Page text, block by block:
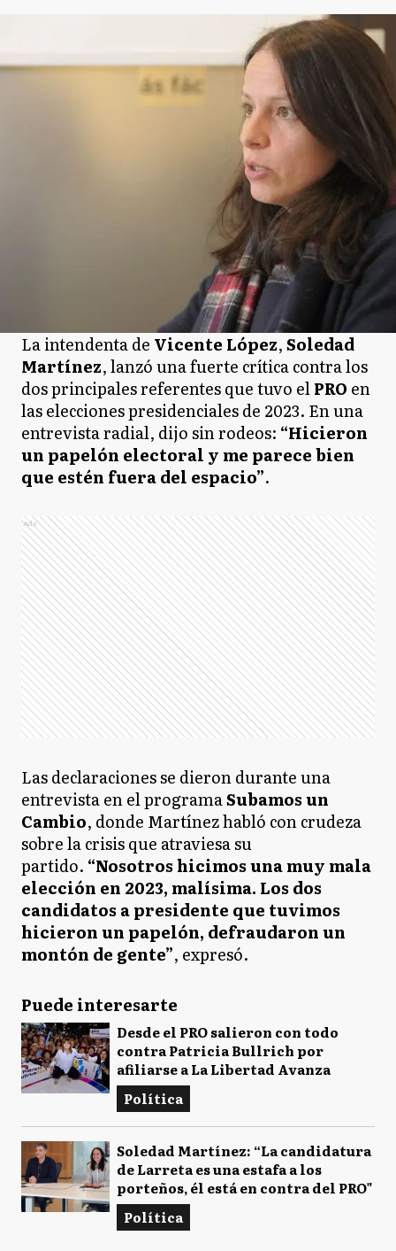
La intendenta de Vicente López,Soledad
Martínez, lanzó una fuerte crítica contra los
dos principales referentes que tuvo elPRO en
las elecciones presidenciales de 2023. En una
entrevista radial, dijo sin rodeos: “Hicieron
un papelón electoral y me parece bien
que estén fuera del espacio”.
Ads
Las declaraciones se dieron durante una
entrevista en el programaSubamos un
Cambio, donde Martínez habló con crudeza
sobre la crisis que atraviesa su
partido. “Nosotros hicimos una muy mala
elección en 2023, malísima. Los dos
candidatos a presidente que tuvimos
hicieron un papelón, defraudaron un
montón de gente”, expresó.
Puede interesarte
Desde el PRO salieron con todo
contra Patricia Bullrich por
afiliarse a La Libertad Avanza
Política
Soledad Martínez: “La candidatura
de Larreta es una estafa a los
porteños, él está en contra del PRO"
Política